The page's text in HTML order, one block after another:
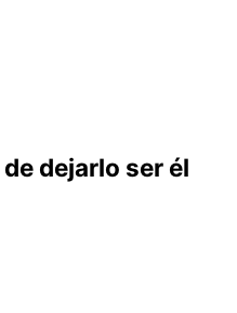
dejarlo ser él